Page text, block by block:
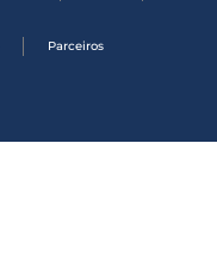
Parceiros